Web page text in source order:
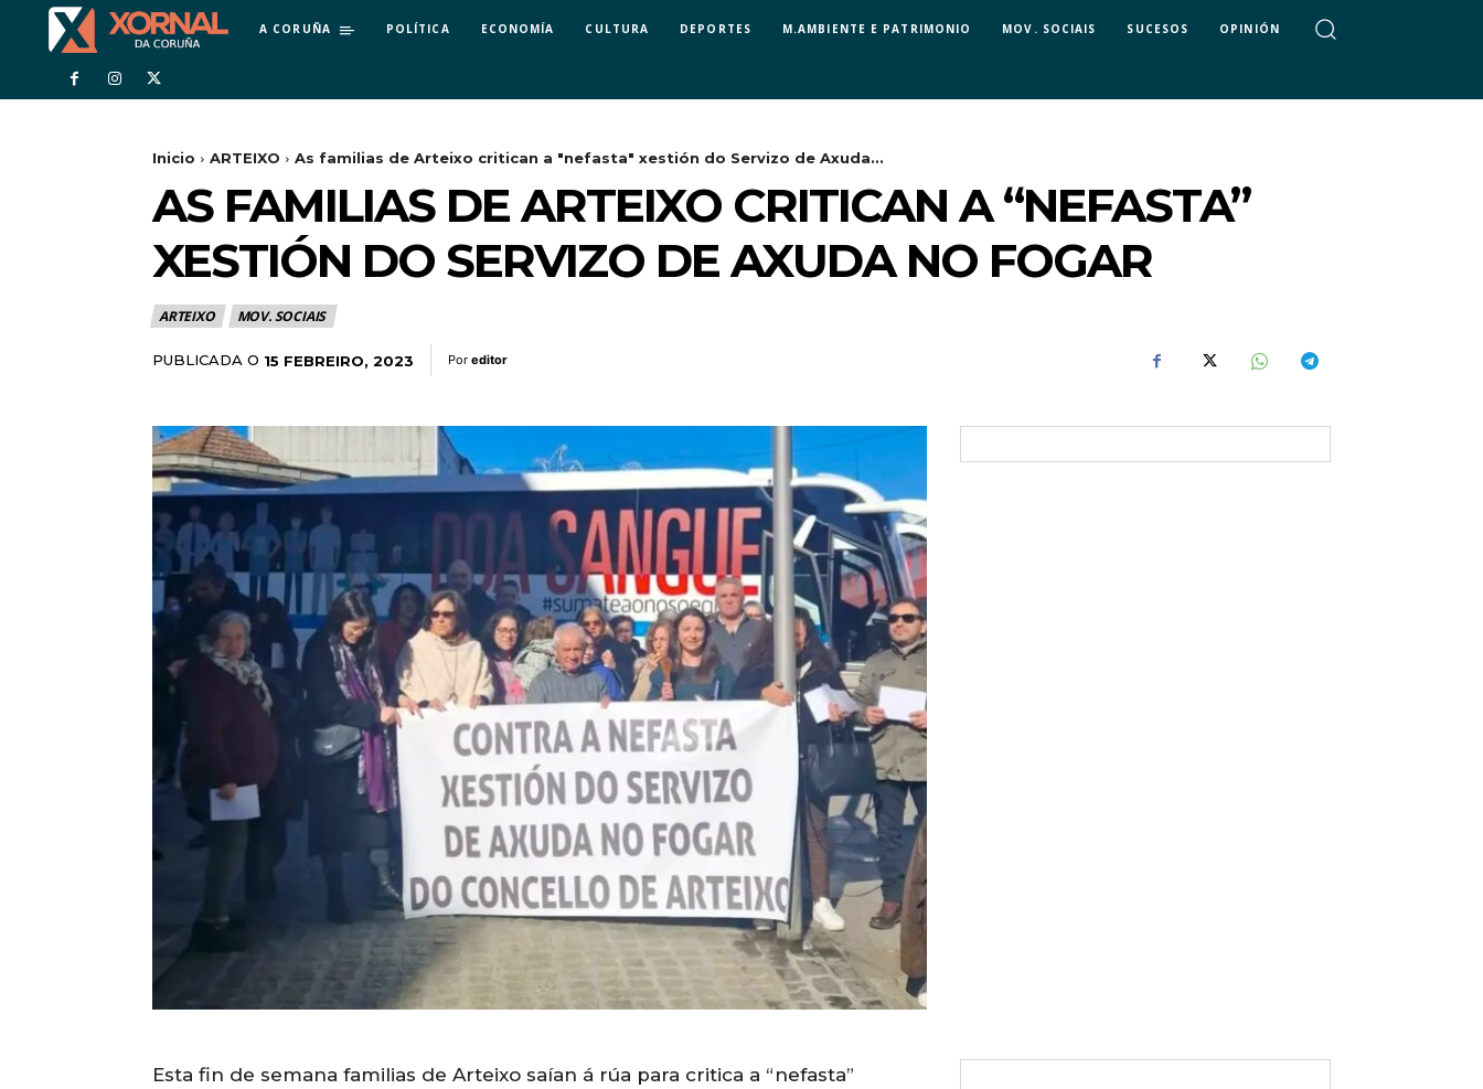
A CORUÑA POLÍTICA ECONOMÍA CULTURA DEPORTES M.AMBIENTE E PATRIMONIO MOV. SOCIAIS SUCESOS OPINIÓN
Inicio ARTEIXO As familias de Arteixo critican a "nefasta" xestión do Servizo de Axuda...
AS FAMILIAS DE ARTEIXO CRITICAN A “NEFASTA”
XESTIÓN DO SERVIZO DE AXUDA NO FOGAR
ARTEIXO MOV. SOCIAIS
PUBLICADA O 15 FEBREIRO, 2023 Por editor
Esta fin de semana familias de Arteixo saían á rúa para critica a “nefasta”